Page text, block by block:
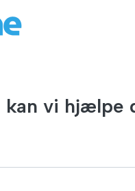
kan vi hjælpe